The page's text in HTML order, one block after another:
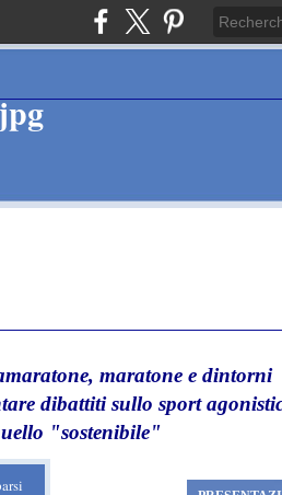
maratone e dintorni
dibattiti sullo sport
"sostenibile"